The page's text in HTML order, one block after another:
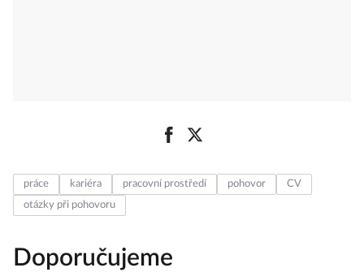
práce kariéra pracovní prostředí pohovor
CV
otázky při pohovoru
Doporučujeme